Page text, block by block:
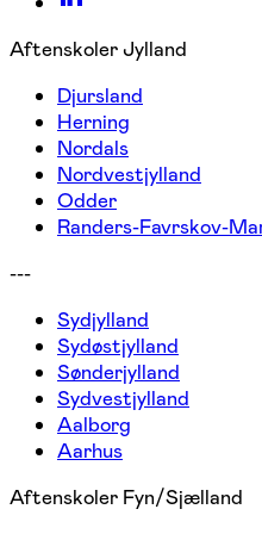
Aftenskoler Jylland
Djursland
Herning
Nordals
Nordvestjylland
Odder
Randers-Favrskov-
---
Sydjylland
Sydøstjylland
Sønderjylland
Sydvestjylland
Aalborg
Aarhus
Aftenskoler Fyn/Sjælland